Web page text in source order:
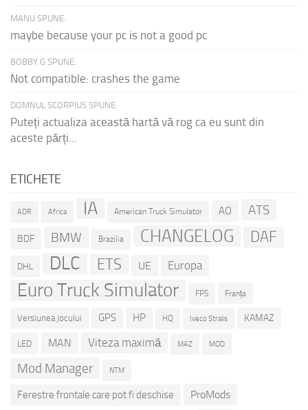
MANU SPUNE:
maybe because your pc is not a good pc
BOBBY G SPUNE:
Not compatible: crashes the game
DOMNUL SCORPIUS SPUNE:
Puteți actualiza această hartă vă rog ca eu sunt din
aceste părți...
ETICHETE
ADR Africa IA American Truck Simulator AO ATS
BDF BMW Brazilia CHANGELOG DAF
DHL DLC ETS UE Europa
Euro Truck Simulator FPS Franța
Versiunea jocului GPS HP HQ Iveco Stralis KAMAZ
LED MAN Viteza maximă MAZ MOD
Mod Manager NTM
Ferestre frontale care pot fi deschise
ProMods